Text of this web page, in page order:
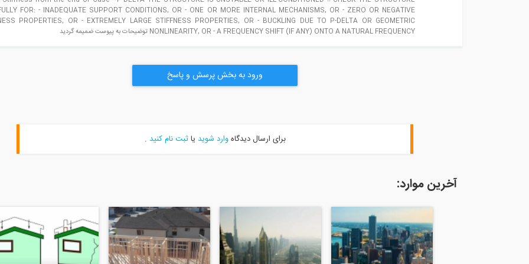
FOR: - INADEQUATE SUPPORT CONDITIONS, OR - ONE OR MORE INTERNAL MECHANISMS, OR - ZERO OR NEGATIVE
PROPERTIES, OR - EXTREMELY LARGE STIFFNESS PROPERTIES, OR - BUCKLING DUE TO P-DELTA OR GEOMETRIC
NONLINEARITY, OR - A FREQUENCY SHIFT (IF ANY) ONTO A NATURAL FREQUENCY توضیحات به پیوست ضمیمه گردید
ورود به بخش پرسش و پاسخ
برای ارسال دیدگاهوارد شوید یاثبت نام کنید .
آخرین موارد: